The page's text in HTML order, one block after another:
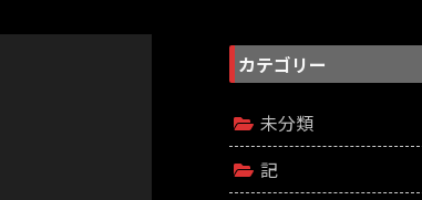
カテゴリー
未分類
記